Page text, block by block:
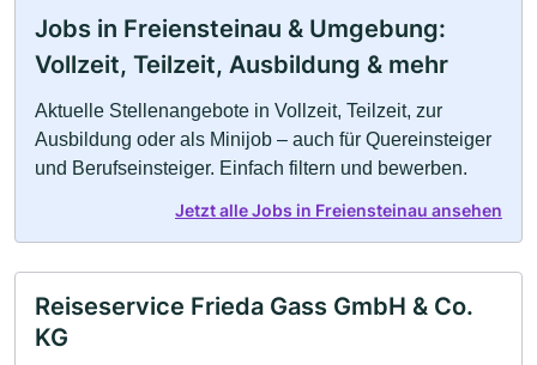
Jobs in Freiensteinau & Umgebung:
Vollzeit, Teilzeit, Ausbildung & mehr
Aktuelle Stellenangebote in Vollzeit, Teilzeit, zur
Ausbildung oder als Minijob – auch für Quereinsteiger
und Berufseinsteiger. Einfach filtern und bewerben.
Jetzt alle Jobs in Freiensteinau ansehen
Reiseservice Frieda Gass GmbH & Co.
KG